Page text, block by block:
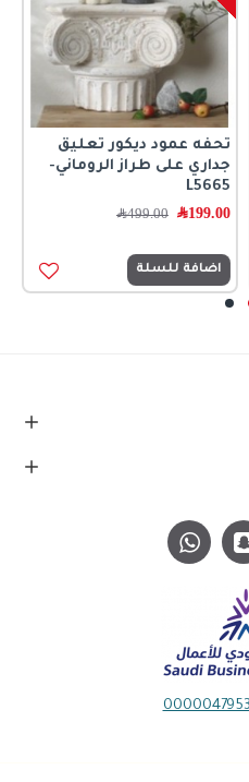
تحفه عمود ديكور تعليق
جداري على طراز الروماني-
L5665
199.00﷼ 499.00﷼
اضافة للسلة